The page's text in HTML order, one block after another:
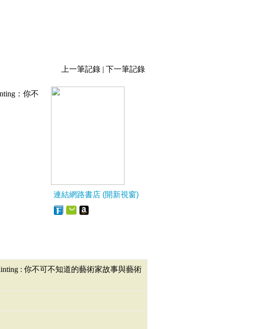
上一筆記錄| 下一筆記錄
：你不
連結網路書店 (開新視窗)
: 你不可不知道的藝術家故事與藝術